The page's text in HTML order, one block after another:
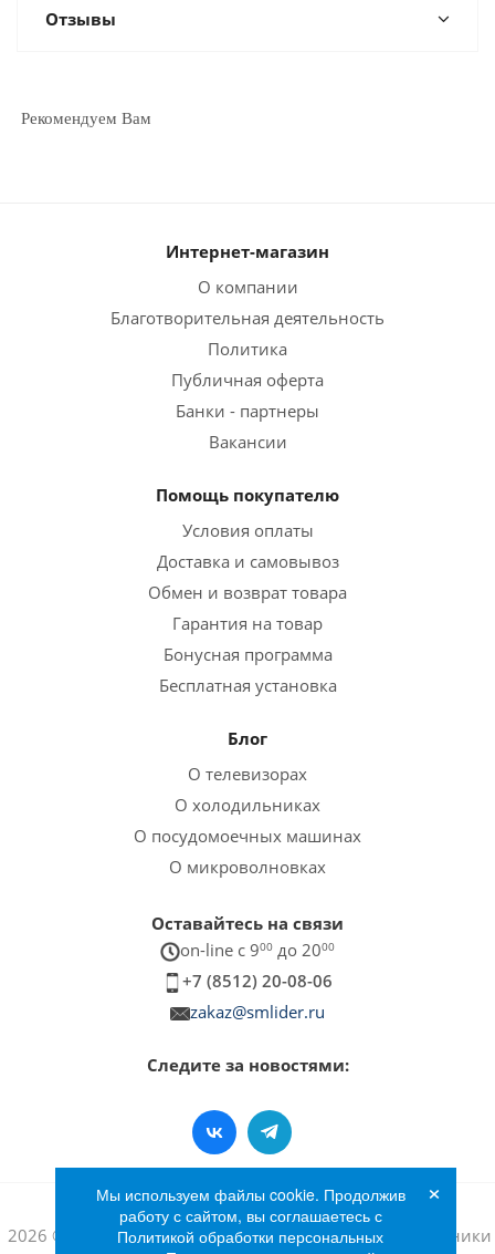
Отзывы
Рекомендуем Вам
Интернет-магазин
О компании
Благотворительная деятельность
Политика
Публичная оферта
Банки - партнеры
Вакансии
Помощь покупателю
Условия оплаты
Доставка и самовывоз
Обмен и возврат товара
Гарантия на товар
Бонусная программа
Бесплатная установка
Блог
О телевизорах
О холодильниках
О посудомоечных машинах
О микроволновках
Оставайтесь на связи
on-line c 900 до 2000
+7 (8512) 20-08-06
zakaz@smlider.ru
Следите за новостями:
2026 © Интернет-магазин бытовой техники и электроники
Мы используем файлы cookie. Продолжив
работу с сайтом, вы соглашаетесь с
Политикой обработки персональных
×